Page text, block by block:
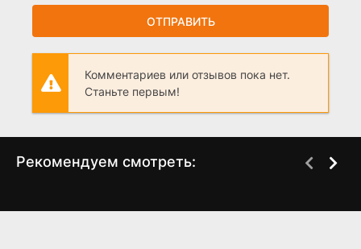
ОТПРАВИТЬ
Комментариев или отзывов пока нет.
Станьте первым!
Рекомендуем смотреть: